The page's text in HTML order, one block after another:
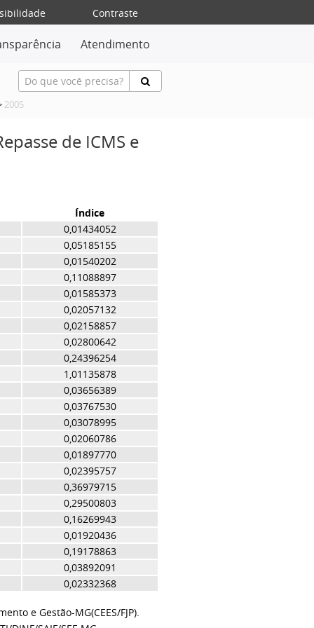
Contraste
Atendimento
2005
de ICMS e
Índice
0,01434052
0,05185155
0,01540202
0,11088897
0,01585373
0,02057132
0,02158857
0,02800642
0,24396254
1,01135878
0,03656389
0,03767530
0,03078995
0,02060786
0,01897770
0,02395757
0,36979715
0,29500803
0,16269943
0,01920436
0,19178863
0,03892091
0,02332368
e Gestão-MG(CEES/FJP).